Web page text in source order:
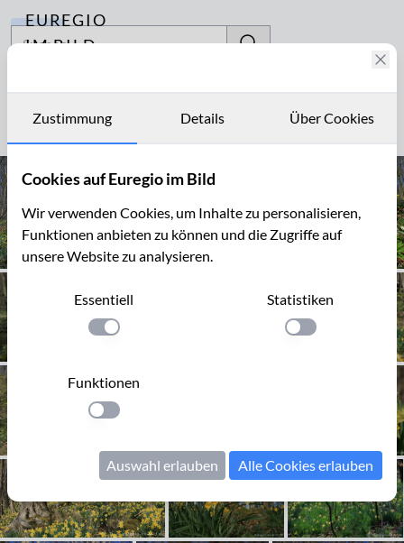
EUREGIO
IM BILD
Archiv
Kontakt
Archiv
Zustimmung Details Über Cookies
Cookies auf Euregio im Bild
Wir verwenden Cookies, um Inhalte zu personalisieren,
Funktionen anbieten zu können und die Zugriffe auf
unsere Website zu analysieren.
Essentiell
Einstellung anwenden
Statistiken
Einstellung
Funktionen
Einstellung anwenden
Auswahl erlauben Alle Cookies erlauben